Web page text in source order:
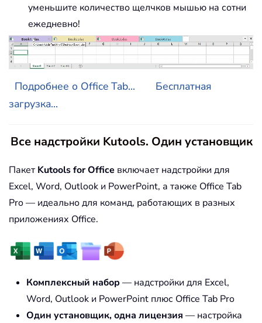
уменьшите количество щелчков мышью на сотни
ежедневно!
Подробнее о Office Tab...
Бесплатная
загрузка...
Все надстройки Kutools. Один установщик
Пакет Kutools for Office включает надстройки для
Excel, Word, Outlook и PowerPoint, а также Office Tab
Pro — идеально для команд, работающих в разных
приложениях Office.
Комплексный набор — надстройки для Excel,
Word, Outlook и PowerPoint плюс Office Tab Pro
Один установщик, одна лицензия — настройка